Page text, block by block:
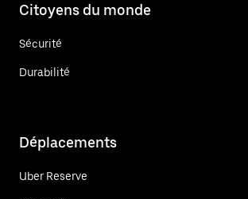
Citoyens du monde
Sécurité
Durabilité
Déplacements
Uber Reserve